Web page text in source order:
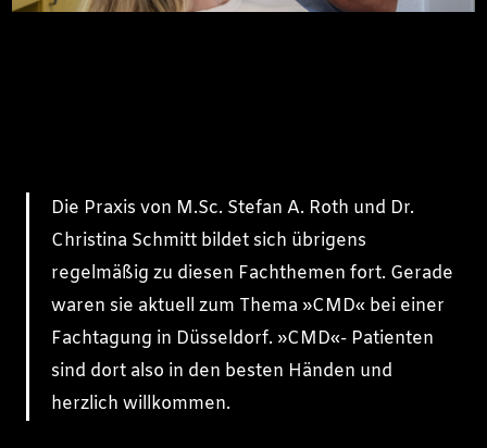
Die Praxis von M.Sc. Stefan A. Roth und Dr.
Christina Schmitt bildet sich übrigens
regelmäßig zu diesen Fachthemen fort. Gerade
waren sie aktuell zum Thema »CMD« bei einer
Fachtagung in Düsseldorf. »CMD«- Patienten
sind dort also in den besten Händen und
herzlich willkommen.